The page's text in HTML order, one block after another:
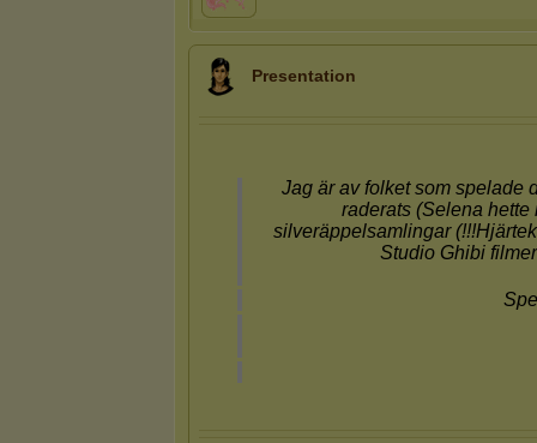
Presentation